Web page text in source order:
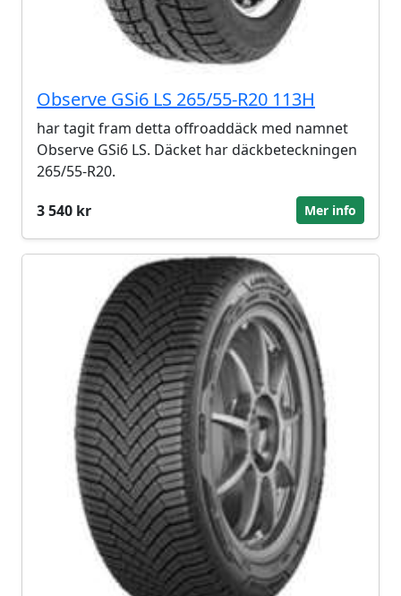
Observe GSi6 LS 265/55-R20 113H
har tagit fram detta offroaddäck med namnet
Observe GSi6 LS. Däcket har däckbeteckningen
265/55-R20.
3 540 kr
Mer info